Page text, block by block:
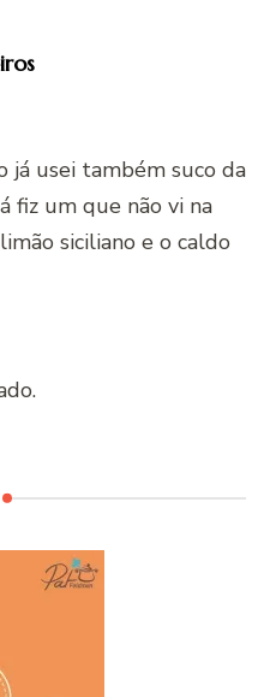
já usei também suco da
fiz um que não vi na
siciliano e o caldo